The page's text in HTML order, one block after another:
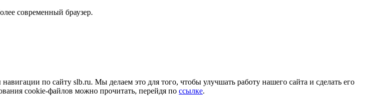
современный браузер.
по сайту slb.ru. Мы делаем это для того, чтобы улучшать работу нашего сайта и сделать его
cookie-файлов можно прочитать, перейдя по ссылке.